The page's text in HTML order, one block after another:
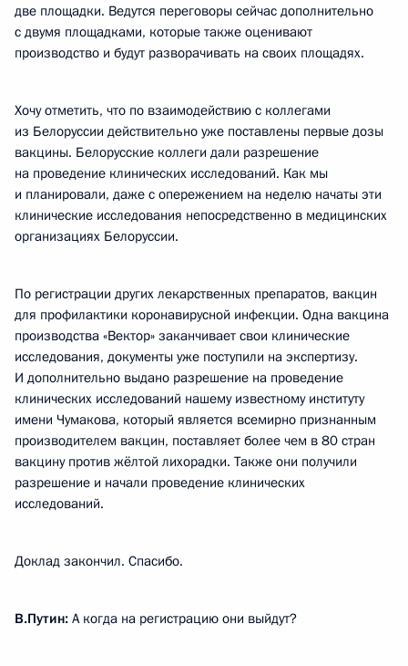
две площадки. Ведутся переговоры сейчас дополнительно
с двумя площадками, которые также оценивают
производство и будут разворачивать на своих площадях.
Хочу отметить, что по взаимодействию с коллегами
из Белоруссии действительно уже поставлены первые дозы
вакцины. Белорусские коллеги дали разрешение
на проведение клинических исследований. Как мы
и планировали, даже с опережением на неделю начаты эти
клинические исследования непосредственно в медицинских
организациях Белоруссии.
По регистрации других лекарственных препаратов, вакцин
для профилактики коронавирусной инфекции. Одна вакцина
производства «Вектор» заканчивает свои клинические
исследования, документы уже поступили на экспертизу.
И дополнительно выдано разрешение на проведение
клинических исследований нашему известному институту
имени Чумакова, который является всемирно признанным
производителем вакцин, поставляет более чем в 80 стран
вакцину против жёлтой лихорадки. Также они получили
разрешение и начали проведение клинических
исследований.
Доклад закончил. Спасибо.
В.Путин: А когда на регистрацию они выйдут?